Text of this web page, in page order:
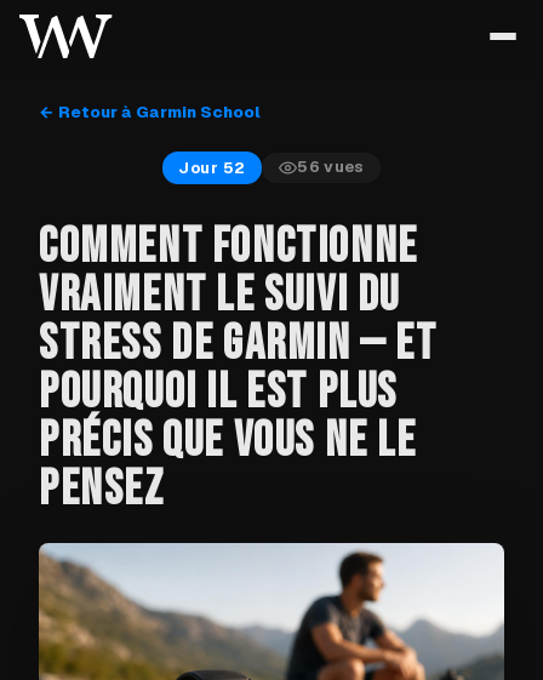
← Retour à Garmin School
Jour 52 56 vues
COMMENT FONCTIONNE
VRAIMENT LE SUIVI DU
STRESS DE GARMIN — ET
POURQUOI IL EST PLUS
PRÉCIS QUE VOUS NE LE
PENSEZ